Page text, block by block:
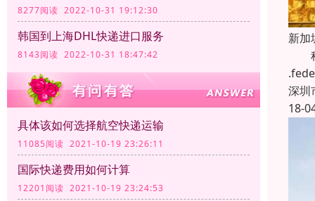
8277阅读 2022-10-31 19:12:30
韩国到上海DHL快递进口服务
8143阅读 2022-10-31 18:47:42
具体该如何选择航空快递运输
11085阅读 2021-10-19 23:26:11
国际快递费用如何计算
12201阅读 2021-10-19 23:24:53
新加
科
深圳
18-